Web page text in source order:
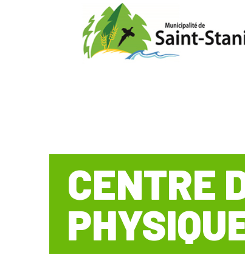
CENTRE